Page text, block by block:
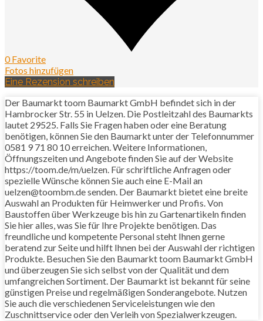
0 Favorite
Fotos hinzufügen
Eine Rezension schreiben
Der Baumarkt toom Baumarkt GmbH befindet sich in der
Hambrocker Str. 55 in Uelzen. Die Postleitzahl des Baumarkts
lautet 29525. Falls Sie Fragen haben oder eine Beratung
benötigen, können Sie den Baumarkt unter der Telefonnummer
0581 9 71 80 10 erreichen. Weitere Informationen,
Öffnungszeiten und Angebote finden Sie auf der Website
https://toom.de/m/uelzen. Für schriftliche Anfragen oder
spezielle Wünsche können Sie auch eine E-Mail an
uelzen@toombm.de senden. Der Baumarkt bietet eine breite
Auswahl an Produkten für Heimwerker und Profis. Von
Baustoffen über Werkzeuge bis hin zu Gartenartikeln finden
Sie hier alles, was Sie für Ihre Projekte benötigen. Das
freundliche und kompetente Personal steht Ihnen gerne
beratend zur Seite und hilft Ihnen bei der Auswahl der richtigen
Produkte. Besuchen Sie den Baumarkt toom Baumarkt GmbH
und überzeugen Sie sich selbst von der Qualität und dem
umfangreichen Sortiment. Der Baumarkt ist bekannt für seine
günstigen Preise und regelmäßigen Sonderangebote. Nutzen
Sie auch die verschiedenen Serviceleistungen wie den
Zuschnittservice oder den Verleih von Spezialwerkzeugen.